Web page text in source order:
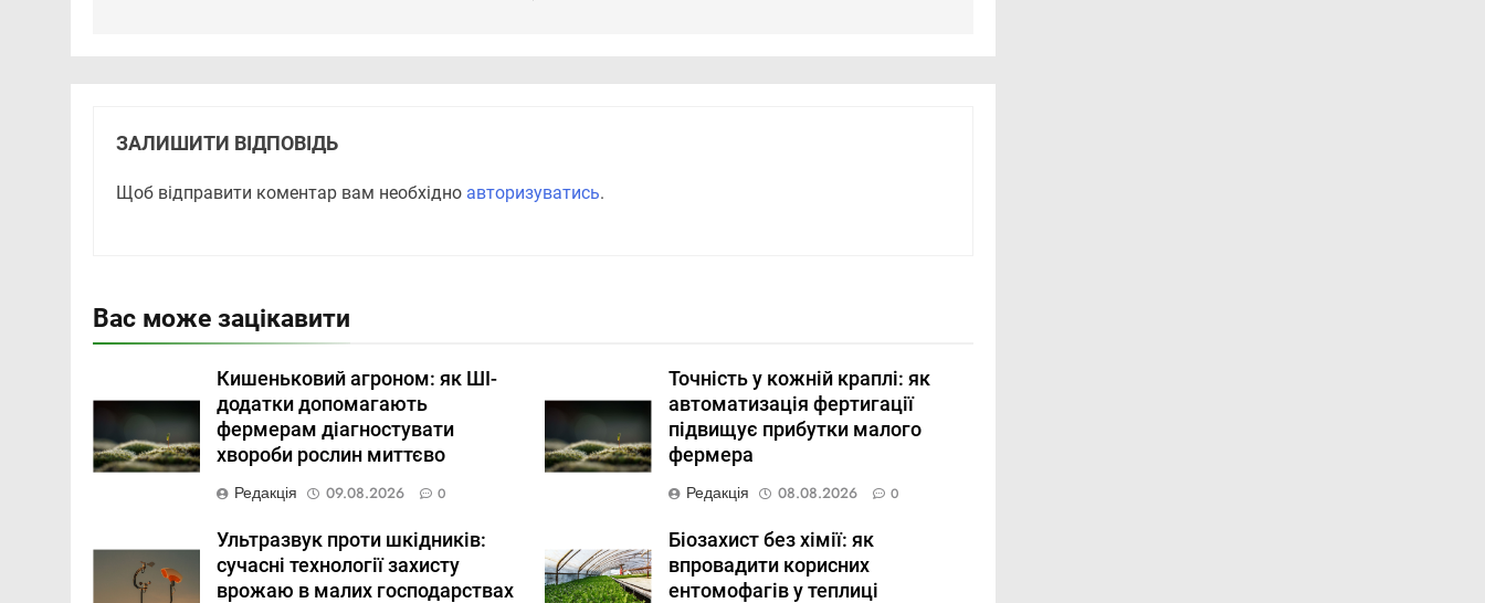
ЗАЛИШИТИ ВІДПОВІДЬ
Щоб відправити коментар вам необхідно авторизуватись.
Вас може зацікавити
Кишеньковий агроном: як ШІ-
додатки допомагають
фермерам діагностувати
хвороби рослин миттєво
Редакція
09.08.2026 0
Точність у кожній краплі: як
автоматизація фертигації
підвищує прибутки малого
фермера
Редакція
08.08.2026 0
Ультразвук проти шкідників:
сучасні технології захисту
врожаю в малих господарствах
Біозахист без хімії: як
впровадити корисних
ентомофагів у теплиці